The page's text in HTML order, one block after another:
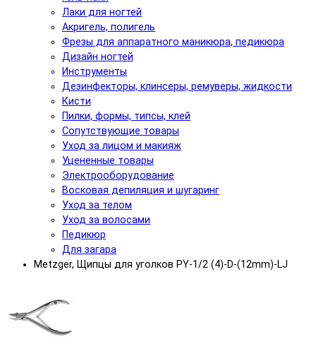
Лаки для ногтей
Акригель, полигель
Фрезы для аппаратного маникюра, педикюра
Дизайн ногтей
Инструменты
Дезинфекторы, клинсеры, ремуверы, жидкости
Кисти
Пилки, формы, типсы, клей
Сопутствующие товары
Уход за лицом и макияж
Уцененные товары
Электрооборудование
Восковая депиляция и шугаринг
Уход за телом
Уход за волосами
Педикюр
Для загара
Metzger, Щипцы для уголков PY-1/2 (4)-D-(12mm)-LJ